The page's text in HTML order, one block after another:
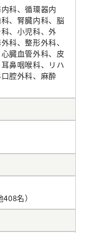
科、循環器内
、腎臓内科、脳
、小児科、外
科、整形外科、
臓血管外科、皮
鼻咽喉科、リハ
腔外科、麻酔
名）